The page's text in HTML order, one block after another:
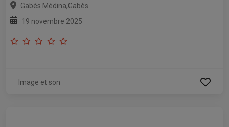
Gabès Médina,Gabès
19 novembre 2025
Image et son